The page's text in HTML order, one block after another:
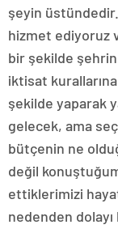
şeyin
hizmet ediyoruz
bir şekilde
iktisat
şekilde yaparak
gelecek, ama
bütçenin ne
değil
ettiklerimizi
nedenden dolayı